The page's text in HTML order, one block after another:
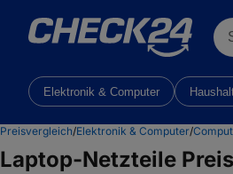
Elektronik & Computer
Preisvergleich/Elektronik & Computer/
Laptop-Netzteile